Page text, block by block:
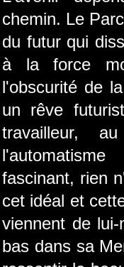
chemin. Le
du futur qui
à la force
l'obscurité de
un rêve
travailleur,
fascinant, rien
cet idéal et
viennent de
bas dans sa